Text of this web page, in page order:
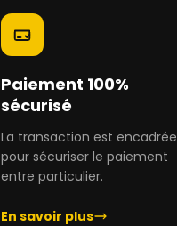
Paiement 100%
sécurisé
La transaction est encadrée
pour sécuriser le paiement
entre particulier.
En savoir plus